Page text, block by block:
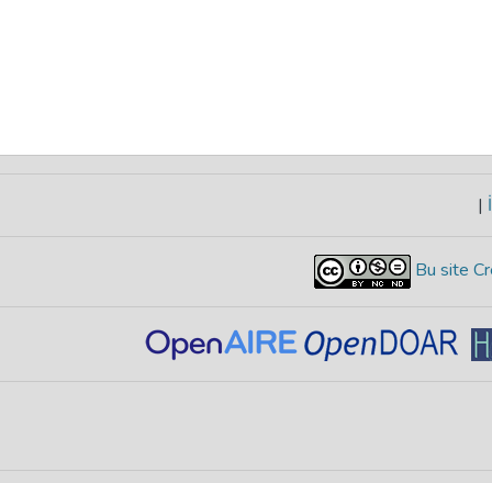
|
Bu site